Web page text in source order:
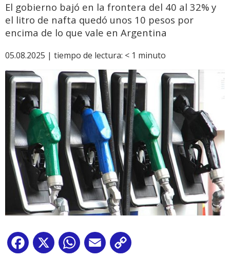
El gobierno bajó en la frontera del 40 al 32% y
el litro de nafta quedó unos 10 pesos por
encima de lo que vale en Argentina
05.08.2025 | tiempo de lectura: < 1 minuto
Facebook
X WhatsApp
Email